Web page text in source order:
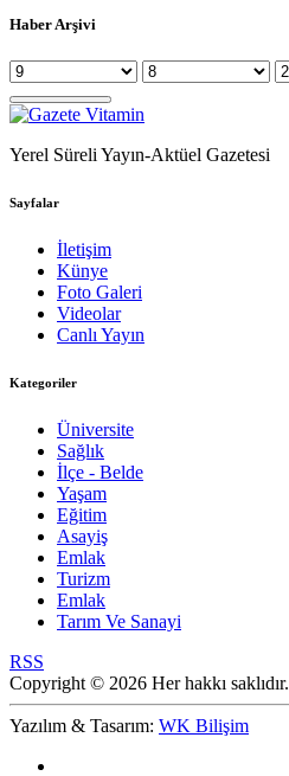
Haber Arşivi
Yerel Süreli Yayın-Aktüel Gazetesi
Sayfalar
İletişim
Künye
Foto Galeri
Videolar
Canlı Yayın
Kategoriler
Üniversite
Sağlık
İlçe - Belde
Yaşam
Eğitim
Asayiş
Emlak
Turizm
Emlak
Tarım Ve Sanayi
RSS
Copyright © 2026 Her hakkı saklıdır.
Yazılım & Tasarım: WK Bilişim